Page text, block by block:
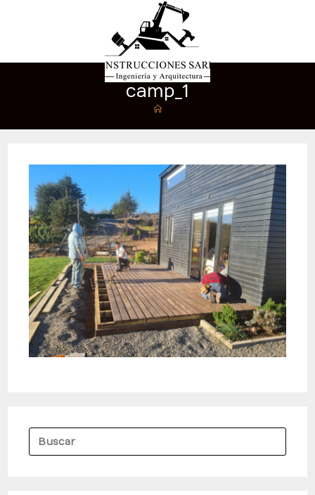
camp_1